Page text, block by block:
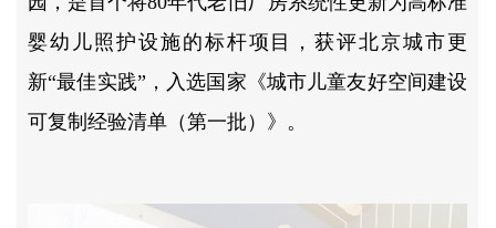
婴幼儿照护设施的标杆项目，获评北京城市更
新“最佳实践”，入选国家《城市儿童友好空间建设
可复制经验清单（第一批）》。